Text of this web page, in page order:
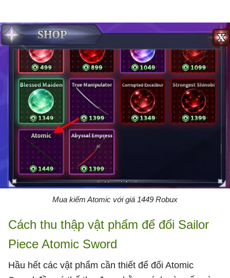
Mua kiếm Atomic với giá 1449 Robux
Cách thu thập vật phẩm để đổi Sailor
Piece Atomic Sword
Hầu hết các vật phẩm cần thiết để đổi Atomic